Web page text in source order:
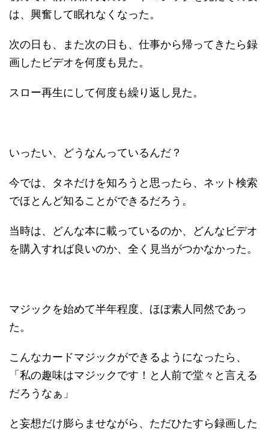
は、興奮して眠れなくなった。
次の日も、また次の日も、仕事から帰ってきたら録
画したビデオを何度も見た。
スロー再生にして何度も繰り返し見た。
いったい、どうなんっているんだ？
今では、タネだけを知ろうと思ったら、ネット検索
でほとんど知ることができるだろう。
当時は、どんな本に載っているのか、どんなビデオ
を購入すれば良いのか、全く見当がつかなかった。
マジックを始めて半年程度、ほぼ素人同然であっ
た。
こんなカードマジックができるようになったら、
「私の趣味はマジックです！と人前で堂々と言える
だろうなぁ」
と妄想だけ膨らませながら、ただひたすら録画した